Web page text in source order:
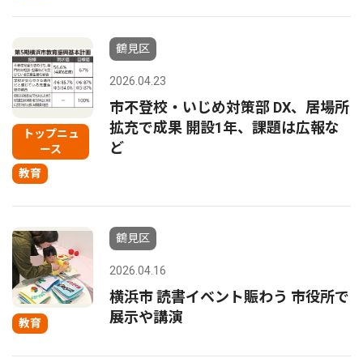
トップニュ
ース
教育
鶴見区
2026.04.23
市不登校・いじめ対策部 DX、居場所
拡充で成果 開設1年、課題は広報な
ど
教育
鶴見区
2026.04.16
横浜市 読書イベント賑わう 市役所で
展示や講演